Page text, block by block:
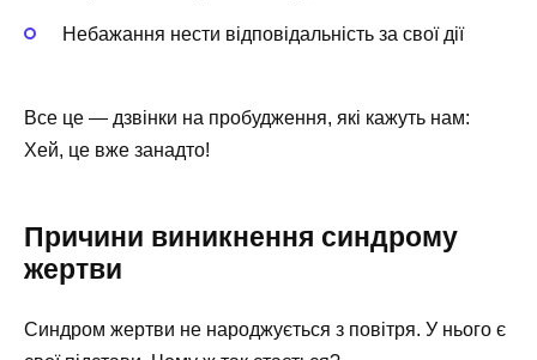
Небажання нести відповідальність за свої дії
Все це — дзвінки на пробудження, які кажуть нам:
Хей, це вже занадто!
Причини виникнення синдрому
жертви
Синдром жертви не народжується з повітря. У нього є